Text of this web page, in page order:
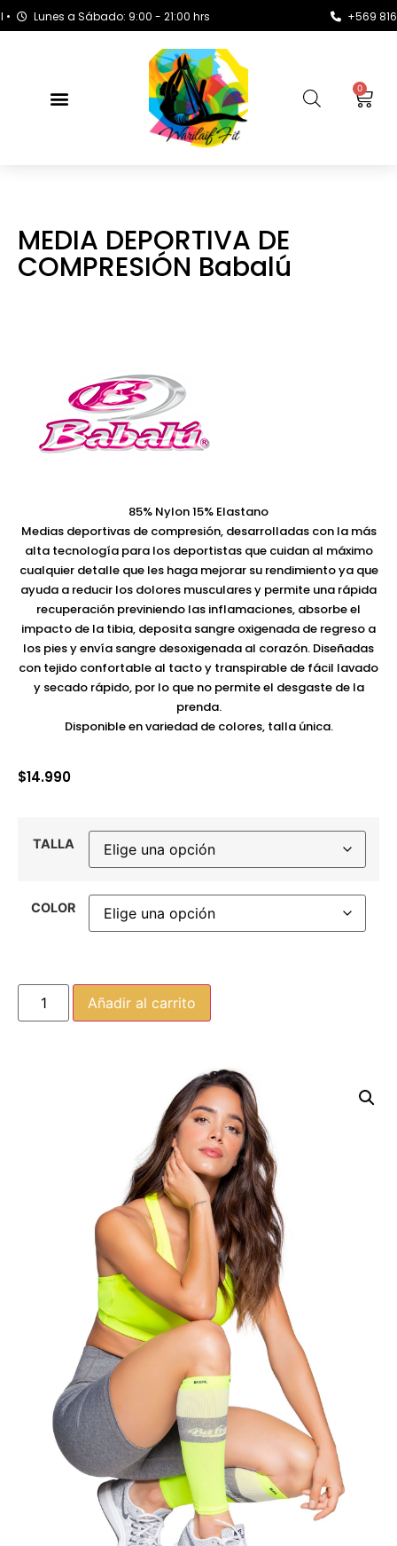
Lunes a Sábado: 9:00 - 21:00 hrs +569 8163
0
MEDIA DEPORTIVA DE
COMPRESIÓN Babalú
85% Nylon 15% Elastano
Medias deportivas de compresión, desarrolladas con la más
alta tecnología para los deportistas que cuidan al máximo
cualquier detalle que les haga mejorar su rendimiento ya que
ayuda a reducir los dolores musculares y permite una rápida
recuperación previniendo las inflamaciones, absorbe el
impacto de la tibia, deposita sangre oxigenada de regreso a
los pies y envía sangre desoxigenada al corazón. Diseñadas
con tejido confortable al tacto y transpirable de fácil lavado
y secado rápido, por lo que no permite el desgaste de la
prenda.
Disponible en variedad de colores, talla única.
$14.990
TALLA
COLOR
Añadir al carrito